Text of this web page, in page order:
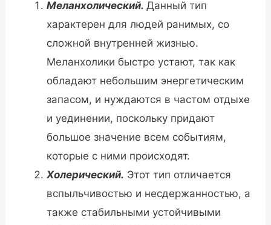
Меланхолический.Данный тип
характерен для людей ранимых, со
сложной внутренней жизнью.
Меланхолики быстро устают, так как
обладают небольшим энергетическим
запасом, и нуждаются в частом отдыхе
и уединении, поскольку придают
большое значение всем событиям,
которые с ними происходят.
Холерический. Этот тип отличается
вспыльчивостью и несдержанностью, а
также стабильными устойчивыми